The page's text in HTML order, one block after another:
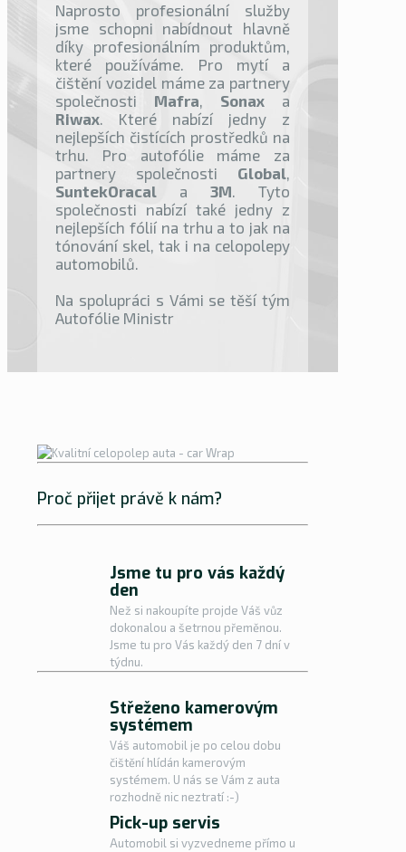
Naprosto profesionální služby
jsme schopni nabídnout hlavně
díky profesionálním produktům,
které používáme. Pro mytí a
čištění vozidel máme za partnery
společnosti Mafra, Sonax a
Riwax. Které nabízí jedny z
nejlepších čistících prostředků na
trhu. Pro autofólie máme za
partnery společnosti Global,
SuntekOracal a 3M. Tyto
společnosti nabízí také jedny z
nejlepších fólií na trhu a to jak na
tónování skel, tak i na celopolepy
automobilů.
Na spolupráci s Vámi se těší tým
Autofólie Ministr
Proč přijet právě k nám?
Jsme tu pro vás každý
den
Než si nakoupíte projde Váš vůz
dokonalou a šetrnou přeměnou.
Jsme tu pro Vás každý den 7 dní v
týdnu.
Střeženo kamerovým
systémem
Váš automobil je po celou dobu
čištění hlídán kamerovým
systémem. U nás se Vám z auta
rozhodně nic neztratí :-)
Pick-up servis
Automobil si vyzvedneme přímo u